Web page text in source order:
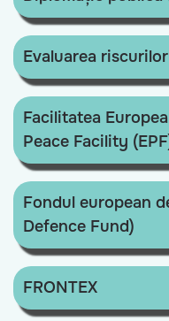
Evaluarea
Facilitatea
Peace Facility
Fondul european
Defence Fund)
FRONTEX